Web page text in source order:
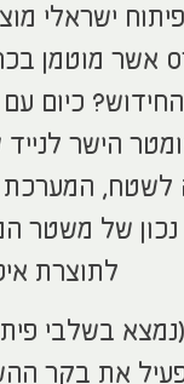
ישראלי
אשר מוטמן
כיום
הישר
המערכת
של משטר
לתוצרת
בשלבי
את בקר